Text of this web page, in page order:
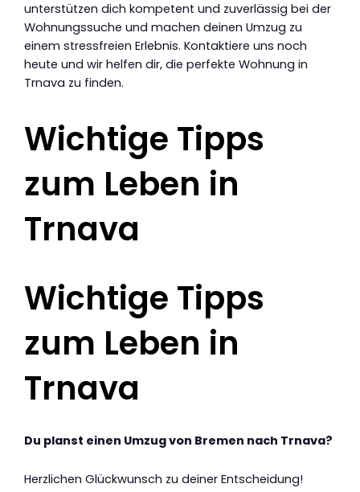
unterstützen dich kompetent und zuverlässig bei der
Wohnungssuche und machen deinen Umzug zu
einem stressfreien Erlebnis. Kontaktiere uns noch
heute und wir helfen dir, die perfekte Wohnung in
Trnava zu finden.
Wichtige Tipps
zum Leben in
Trnava
Wichtige Tipps
zum Leben in
Trnava
Du planst einen Umzug von Bremen nach Trnava?
Herzlichen Glückwunsch zu deiner Entscheidung!